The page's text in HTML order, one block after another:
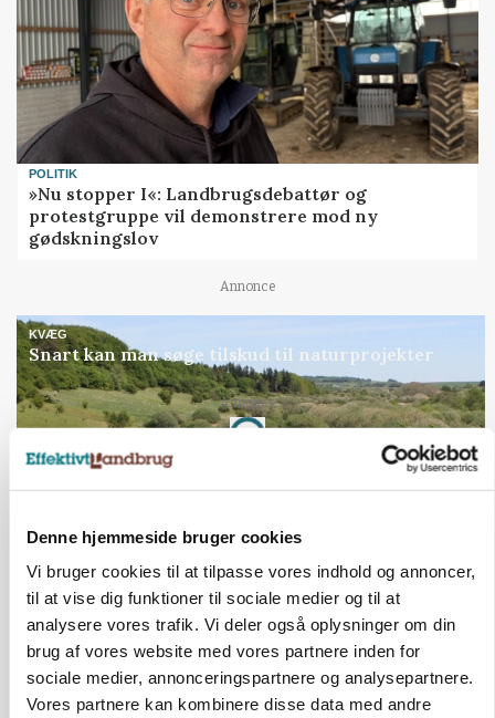
Denne hjemmeside bruger cookies
Vi bruger cookies til at tilpasse vores indhold og annoncer,
til at vise dig funktioner til sociale medier og til at
analysere vores trafik. Vi deler også oplysninger om din
brug af vores website med vores partnere inden for
sociale medier, annonceringspartnere og analysepartnere.
Vores partnere kan kombinere disse data med andre
POLITIK
»Nu stopper I«: Landbrugsdebattør og
protestgruppe vil demonstrere mod ny
gødskningslov
Annonce
KVÆG
Snart kan man søge tilskud til naturprojekter
Annonce
Loading...